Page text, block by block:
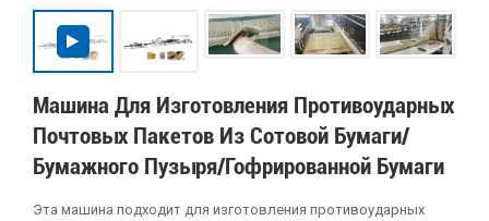
Машина Для Изготовления Противоударных
Почтовых Пакетов Из Сотовой Бумаги/
Бумажного Пузыря/гофрированной Бумаги
Эта машина подходит для изготовления противоударных